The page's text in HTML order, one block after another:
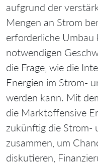
aufgrund der
Mengen an Strom
erforderliche
notwendigen
die Frage, wie die
Energien im Strom-
werden kann. Mit
die Marktoffensive
zukünftig die Strom-
zusammen, um
diskutieren,